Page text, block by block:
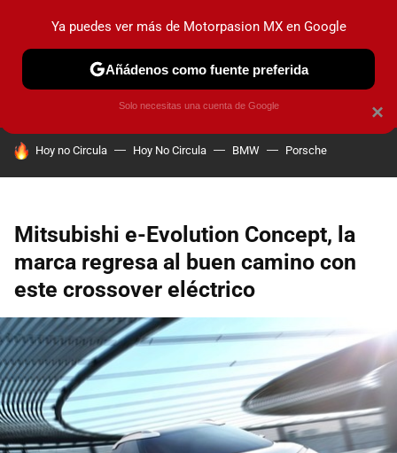
PRUEBAS INDUSTRIA HOY NO CIRCULA
HOY SE HABLA DE
Hoy no Circula Hoy No Circula BMW Porsche
Mitsubishi e-Evolution Concept, la
marca regresa al buen camino con
este crossover eléctrico
×
Ya puedes ver más de Motorpasion MX en Google
Añádenos como fuente preferida
Solo necesitas una cuenta de Google